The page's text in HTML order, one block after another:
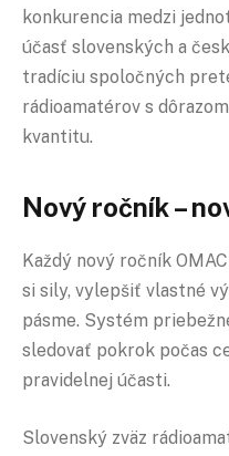
konkurencia medzi
účasť slovenských a
tradíciu spoločných
rádioamatérov s
kvantitu.
Nový ročník –
Každý nový ročník
si sily, vylepšiť vlastné
pásme. Systém
sledovať pokrok počas
pravidelnej účasti.
Slovenský zväz